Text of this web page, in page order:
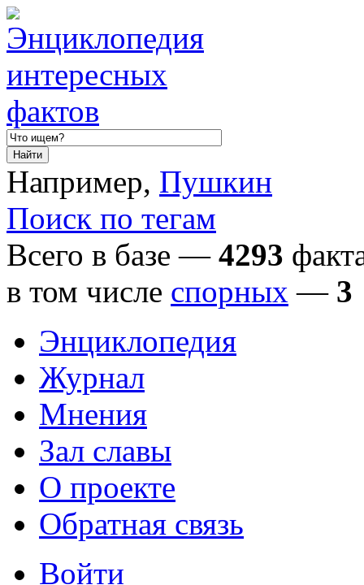
Например, Пушкин
Поиск по тегам
Всего в базе — 4293
в том числе спорных — 3
Энциклопедия
Журнал
Мнения
Зал славы
О проекте
Обратная связь
Войти